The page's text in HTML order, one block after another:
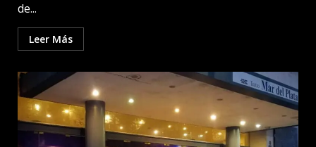
de...
Leer Más